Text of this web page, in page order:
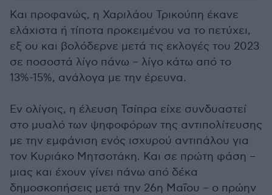
Και προφανώς, η Χαριλάου Τρικούπη έκανε
ελάχιστα ή τίποτα προκειμένου να το πετύχει,
εξ ου και βολόδερνε μετά τις εκλογές του 2023
σε ποσοστά λίγο πάνω – λίγο κάτω από το
13%-15%, ανάλογα με την έρευνα.
Εν ολίγοις, η έλευση Τσίπρα είχε συνδυαστεί
στο μυαλό των ψηφοφόρων της αντιπολίτευσης
με την εμφάνιση ενός ισχυρού αντιπάλου για
τον Κυριάκο Μητσοτάκη. Και σε πρώτη φάση –
μιας και έχουν γίνει πάνω από δέκα
δημοσκοπήσεις μετά την 26η Μαΐου – ο πρώην